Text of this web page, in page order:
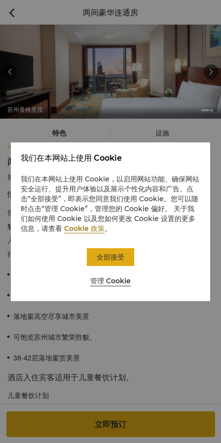
 两间豪华连通房
苏州香格里拉
 
特色 设施
两间豪华连通房
热线电话 1 866 565 5050
惬意无间的舒适空间
便利舒适的连通房位于酒店38楼至42楼，可 俯瞰苏州新区繁荣胜
貌。豪华大床房与豪华双床房的内部连通设计，可让宾客畅享双倍
入住空间，尽情体验轻松美好的相伴时光，特别适合亲友或家庭出
行享用。
落地窗高空尽享城市美景
可饱览苏州城市繁荣胜貌。
38-42层落地窗赏美景
酒店入住宾客适用于儿童餐饮计划。
儿童餐饮计划
以下儿童餐饮计划适用于所有香格里拉会会员。
立即预订
我们在本网站上使用 Cookie
我们在本网站上使用 Cookie，以启用网站功能、确保网站
安全运行、提升用户体验以及展示个性化内容和广告。点
击“全部接受”，即表示您同意我们使用 Cookie。您可以随
时点击“管理 Cookie”，管理您的 Cookie 偏好。 关于我
们如何使用 Cookie 以及您如何更改 Cookie 设置的更多
信息，请查看Cookie 政策。
管理 Cookie
全部接受